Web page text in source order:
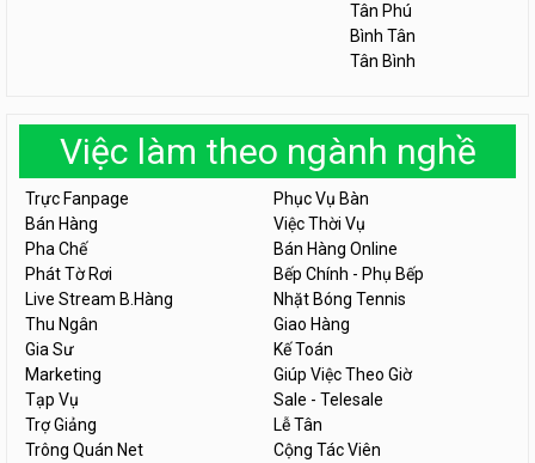
Tân Phú
Bình Tân
Tân Bình
Việc làm theo ngành nghề
Trực Fanpage
Phục Vụ Bàn
Bán Hàng
Việc Thời Vụ
Pha Chế
Bán Hàng Online
Phát Tờ Rơi
Bếp Chính - Phụ Bếp
Live Stream B.Hàng
Nhặt Bóng Tennis
Thu Ngân
Giao Hàng
Gia Sư
Kế Toán
Marketing
Giúp Việc Theo Giờ
Tạp Vụ
Sale - Telesale
Trợ Giảng
Lễ Tân
Trông Quán Net
Cộng Tác Viên